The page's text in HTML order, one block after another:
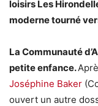
loisirs Les
moderne tourné
La Communauté
petite enfance.
Joséphine Baker
ouvert un autre